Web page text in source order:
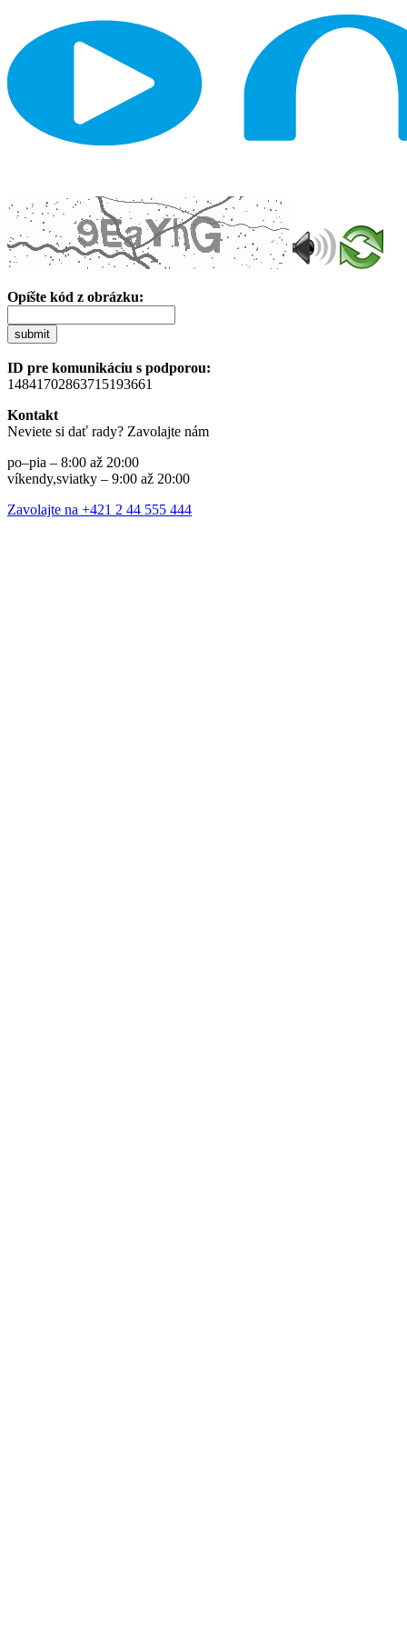
Opíšte kód z obrázku:
submit
ID pre komunikáciu s podporou:
14841702863715193661
Kontakt
Neviete si dať rady? Zavolajte nám
po–pia – 8:00 až 20:00
víkendy,sviatky – 9:00 až 20:00
Zavolajte na +421 2 44 555 444